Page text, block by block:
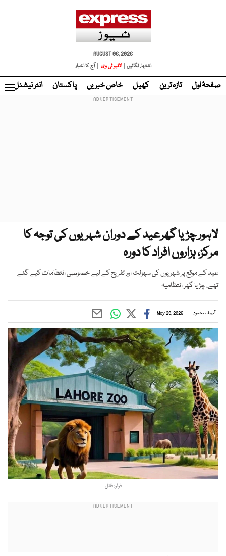
AUGUST 06, 2026
اشتہار لگائیں |
لائیو ٹی وی | آج کا اخبار
صفحۂ اول تازہ ترین کھیل خاص خبریں پاکستان انٹر نیشنل
لاہور چڑیا گھرعید کے دوران شہریوں کی توجہ کا
مرکز، ہزاروں افراد کا دورہ
عید کے موقع پر شہریوں کی سہولت اور تفریح کے لیے خصوصی انتظامات کیے گئے
تھے، چڑیا گھر انتظامیہ
آصف محمود May 29, 2026
فوٹو: فائل